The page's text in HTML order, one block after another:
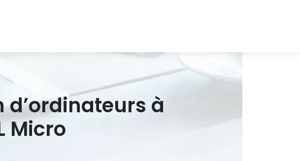
à
Micro